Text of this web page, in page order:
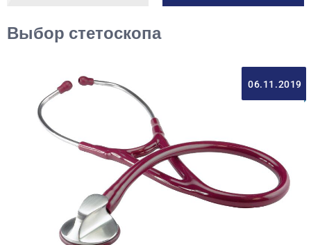
Выбор стетоскопа
06.11.2019